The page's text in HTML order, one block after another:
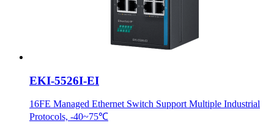
EKI-5526I-EI
16FE Managed Ethernet Switch Support Multiple Industrial
Protocols, -40~75℃